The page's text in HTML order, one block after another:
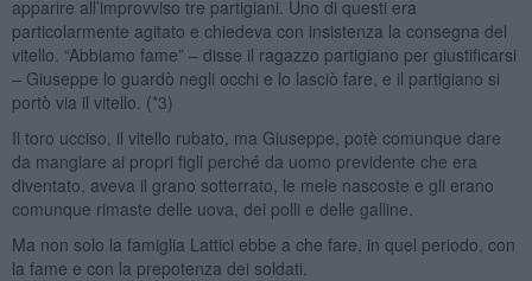
apparire all’improvviso tre partigiani. Uno di questi era
particolarmente agitato e chiedeva con insistenza la consegna del
vitello. “Abbiamo fame” – disse il ragazzo partigiano per giustificarsi
– Giuseppe lo guardò negli occhi e lo lasciò fare, e il partigiano si
portò via il vitello. (*3)
Il toro ucciso, il vitello rubato, ma Giuseppe, potè comunque dare
da mangiare ai propri figli perché da uomo previdente che era
diventato, aveva il grano sotterrato, le mele nascoste e gli erano
comunque rimaste delle uova, dei polli e delle galline.
Ma non solo la famiglia Lattici ebbe a che fare, in quel periodo, con
la fame e con la prepotenza dei soldati.